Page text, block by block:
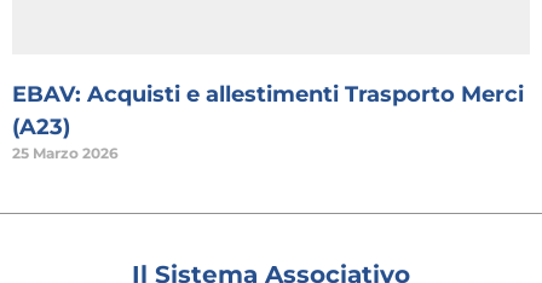
EBAV: Acquisti e allestimenti Trasporto Merci
(A23)
25 Marzo 2026
Il Sistema Associativo